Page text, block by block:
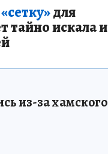
для
тайно искала и
из-за хамского